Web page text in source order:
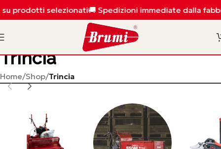
prodotti selezionati🚚 Spedizioni immediate dalla
Trincia
Home/Shop/Trincia